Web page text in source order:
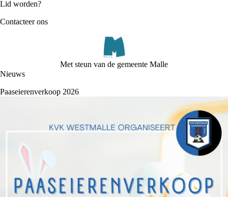
Lid worden?
Contacteer ons
Met steun van de gemeente Malle
Nieuws
Paaseierenverkoop 2026